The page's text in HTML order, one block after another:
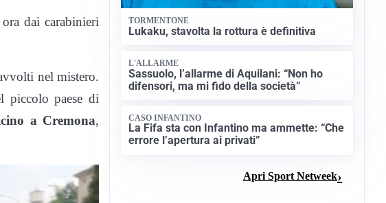
dai carabinieri
nel mistero.
piccolo paese di
a Cremona,
TORMENTONE
Lukaku, stavolta la rottura è definitiva
L'ALLARME
Sassuolo, l’allarme di Aquilani: “Non ho
difensori, ma mi fido della società”
CASO INFANTINO
La Fifa sta con Infantino ma ammette: “Che
errore l’apertura ai privati”
Apri Sport Netweek